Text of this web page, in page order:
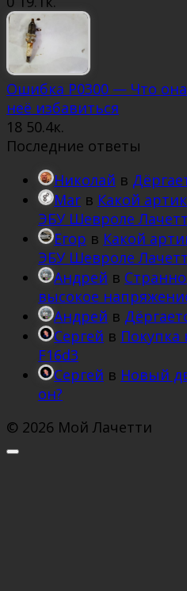
Ошибка Р0300 — Что она
неё избавиться
18 50.4к.
Последние ответы
Николай в
Mar в Какой
ЭБУ Шевроле
Егор в Какой
ЭБУ Шевроле
Андрей в
высокое
Андрей в
Сергей в Покупка
F16d3
Сергей в Новый
он?
© 2026 Мой Лачетти